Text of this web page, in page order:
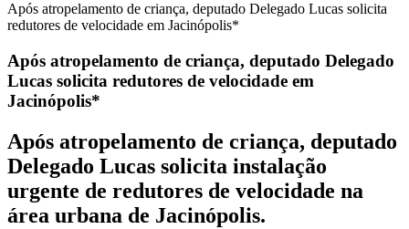
Após atropelamento de criança, deputado Delegado Lucas solicita
redutores de velocidade em Jacinópolis*
Após atropelamento de criança, deputado Delegado
Lucas solicita redutores de velocidade em
Jacinópolis*
Após atropelamento de criança, deputado
Delegado Lucas solicita instalação
urgente de redutores de velocidade na
área urbana de Jacinópolis.